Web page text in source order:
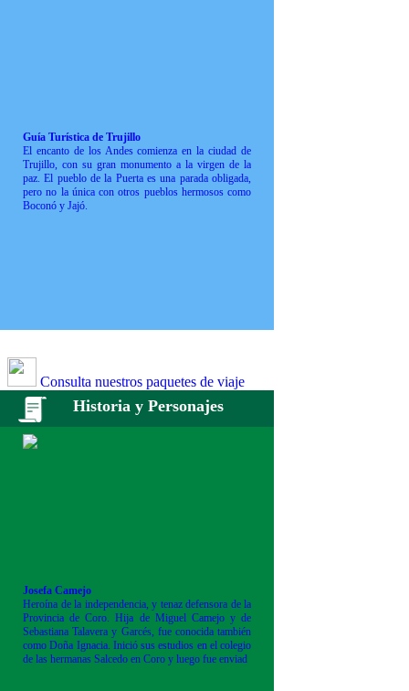
Guía Turística de Trujillo
El encanto de los Andes comienza en la ciudad de
Trujillo, con su gran monumento a la virgen de la
paz. El pueblo de la Puerta es una parada obligada,
pero no la única con otros pueblos hermosos como
Boconó y Jajó.
Consulta nuestros paquetes de viaje
Historia y Personajes
Josefa Camejo
Heroína de la independencia, y tenaz defensora de la
Provincia de Coro. Hija de Miguel Camejo y de
Sebastiana Talavera y Garcés, fue conocida también
como Doña Ignacia. Inició sus estudios en el colegio
de las hermanas Salcedo en Coro y luego fue enviad